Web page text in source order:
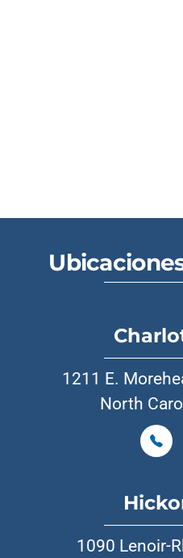
1211 E.
North
1090 Lenoir-